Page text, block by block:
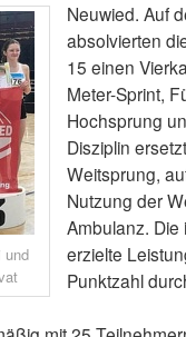
und
Neuwied. Auf
absolvierten
15 einen
Meter-Sprint,
Hochsprung
Disziplin
Weitsprung,
Nutzung der
Ambulanz. Die
erzielte
Punktzahl